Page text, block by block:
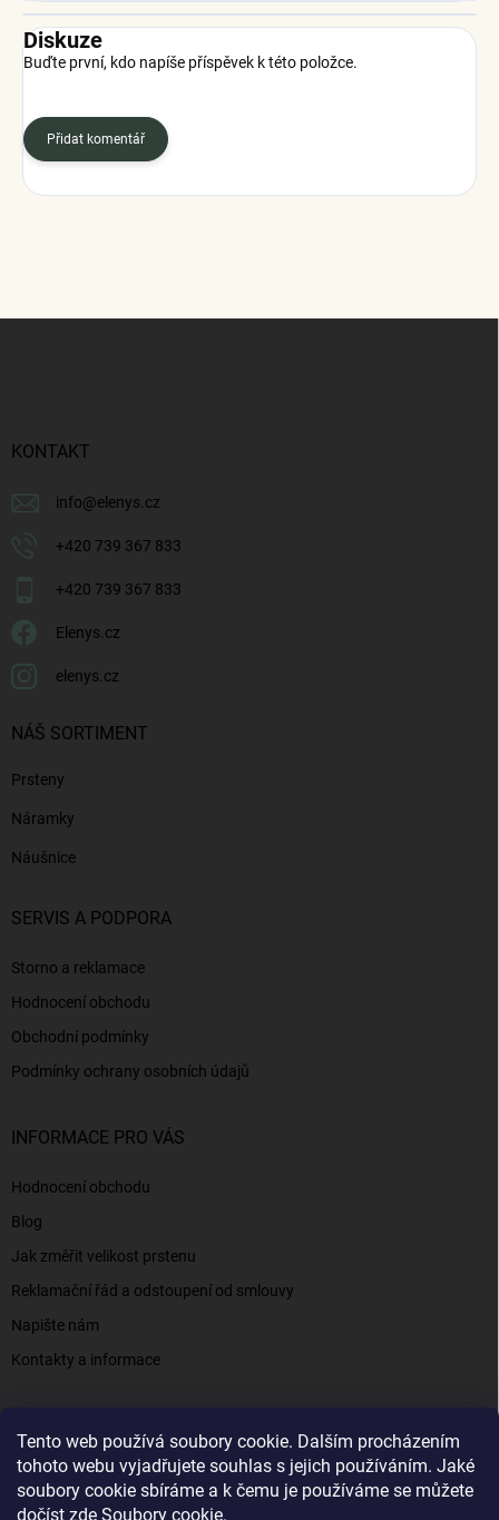
Tento web používá soubory cookie. Dalším procházením
tohoto webu vyjadřujete souhlas s jejich používáním. Jaké
soubory cookie sbíráme a k čemu je používáme se můžete
dočíst zde Soubory cookie.
Diskuze
Buďte první, kdo napíše příspěvek k této položce.
Přidat komentář
KONTAKT
info@elenys.cz
+420 739 367 833
+420 739 367 833
Elenys.cz
elenys.cz
NÁŠ SORTIMENT
Prsteny
Náramky
Náušnice
SERVIS A PODPORA
Storno a reklamace
Hodnocení obchodu
Obchodní podmínky
Podmínky ochrany osobních údajů
INFORMACE PRO VÁS
Hodnocení obchodu
Blog
Jak změřit velikost prstenu
Reklamační řád a odstoupení od smlouvy
Napište nám
Kontakty a informace
Elenys.cz - šperky, kterým věříte už od roku 2016